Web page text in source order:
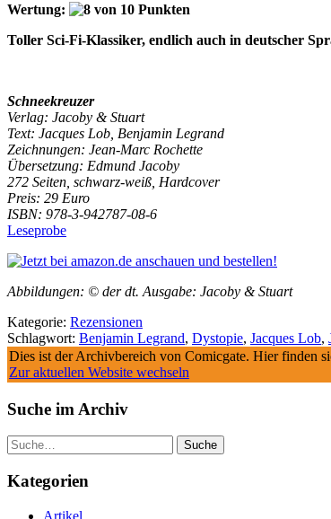
Wertung:
Toller Sci-Fi-Klassiker, endlich auch in deutscher
Schneekreuzer
Verlag: Jacoby & Stuart
Text: Jacques Lob, Benjamin Legrand
Zeichnungen: Jean-Marc Rochette
Übersetzung: Edmund Jacoby
272 Seiten, schwarz-weiß, Hardcover
Preis: 29 Euro
ISBN: 978-3-942787-08-6
Leseprobe
Abbildungen: © der dt. Ausgabe: Jacoby & Stuart
Kategorie: Rezensionen
Schlagwort: Benjamin Legrand, Dystopie, Jacques Lob,
Dies ist der Archivbereich von Comicgate. Hier finden
Zur aktuellen Website wechseln
Suche im Archiv
Suche
Kategorien
Artikel